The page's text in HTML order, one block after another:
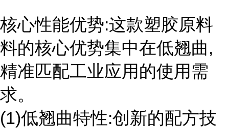
核心性能优势:这款塑胶原料
料的核心优势集中在低翘曲,
精准匹配工业应用的使用需
求。
(1)低翘曲特性:创新的配方技